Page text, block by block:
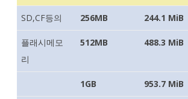
SD,CF등의 256MB 244.1 MiB
플래시메모
리
512MB 488.3 MiB
1GB 953.7 MiB